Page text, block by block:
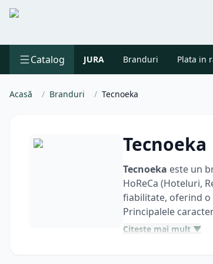
Catalog JURA Branduri Plata in
Acasă / Branduri / Tecnoeka
Tecnoeka
Tecnoeka este un
HoReCa (Hoteluri,
fiabilitate, oferind o
Principalele
Expertiză și Inovație
Citește mai mult ▼